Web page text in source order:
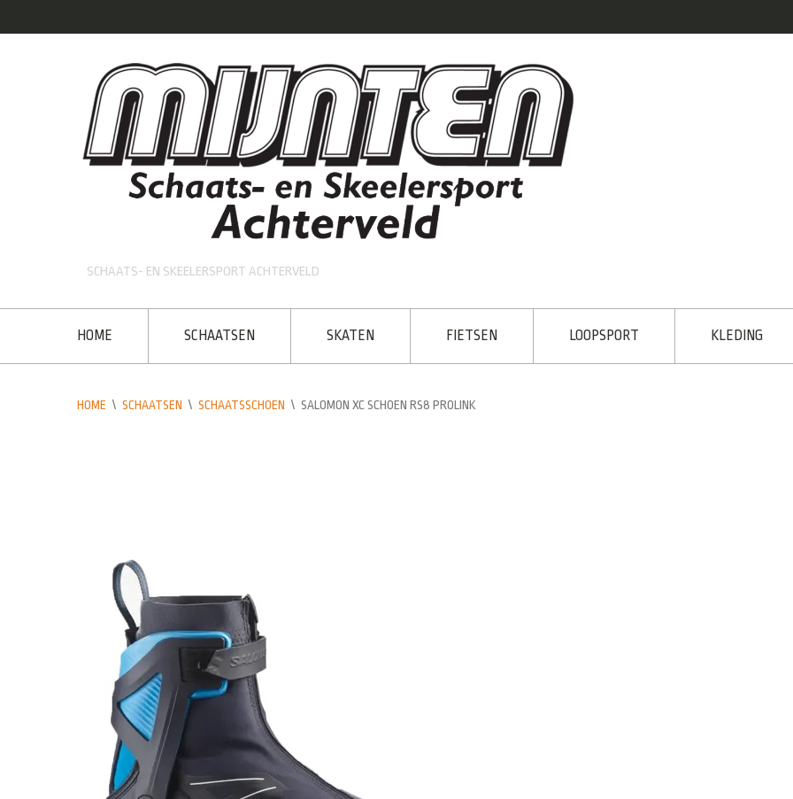
SCHAATS- EN SKEELERSPORT ACHTERVELD
HOME SCHAATSEN SKATEN FIETSEN LOOPSPORT KLEDING
HOME \ SCHAATSEN \ SCHAATSSCHOEN \ SALOMON XC SCHOEN RS8 PROLINK